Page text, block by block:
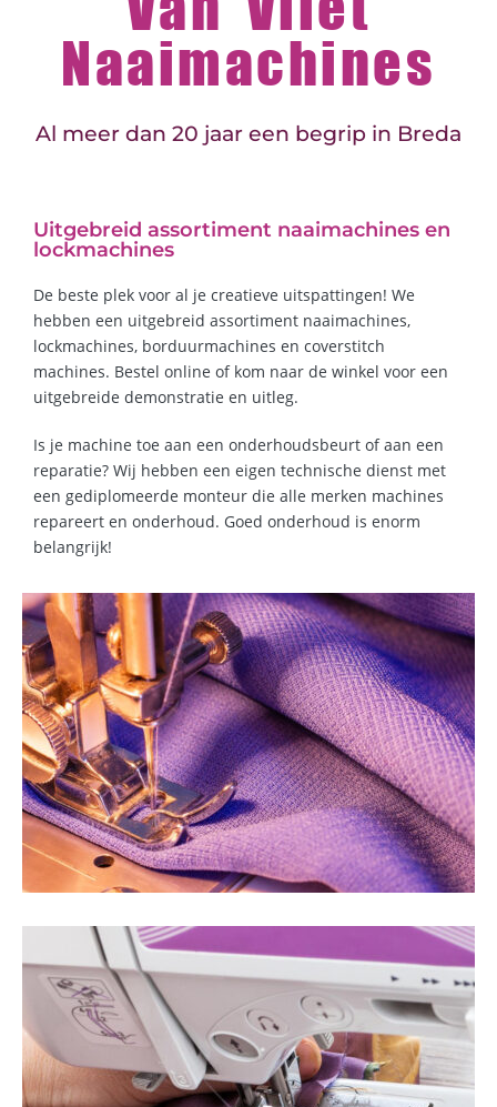
Naaimachines
Al meer dan 20 jaar een begrip in Breda
Uitgebreid assortiment naaimachines en
lockmachines
De beste plek voor al je creatieve uitspattingen! We
hebben een uitgebreid assortiment naaimachines,
lockmachines, borduurmachines en coverstitch
machines. Bestel online of kom naar de winkel voor een
uitgebreide demonstratie en uitleg.
Is je machine toe aan een onderhoudsbeurt of aan een
reparatie? Wij hebben een eigen technische dienst met
een gediplomeerde monteur die alle merken machines
repareert en onderhoud. Goed onderhoud is enorm
belangrijk!